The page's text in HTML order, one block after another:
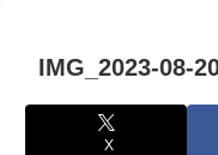
IMG_2023-08-
X